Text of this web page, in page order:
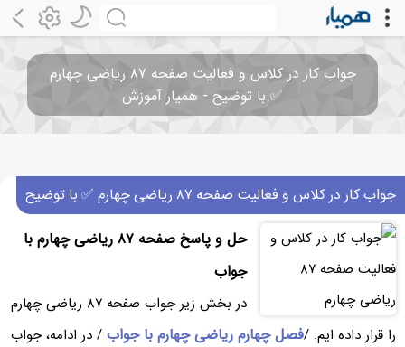
جواب کار در کلاس و فعالیت صفحه ۸۷ ریاضی چهارم
✅ با توضیح - همیار آموزش
جواب کار در کلاس و فعالیت صفحه ۸۷ ریاضی چهارم ✅ با توضیح
حل و پاسخ صفحه ۸۷ ریاضی چهارم با
جواب
در بخش زیر جواب صفحه ۸۷ ریاضی چهارم
را قرار داده ایم. /فصل چهارم ریاضی چهارم با جواب / در ادامه، جواب